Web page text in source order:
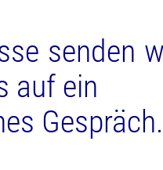
senden
auf ein
Gespräch.